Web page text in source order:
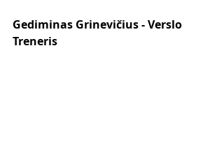
Gediminas Grinevičius - Verslo
Treneris